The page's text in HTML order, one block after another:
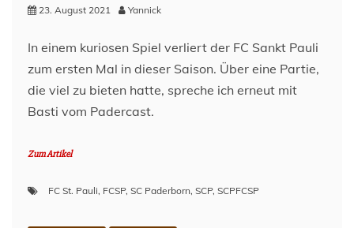
22/23)
23. August 2021 Yannick
In einem kuriosen Spiel verliert der FC Sankt Pauli
zum ersten Mal in dieser Saison. Über eine Partie,
die viel zu bieten hatte, spreche ich erneut mit
Basti vom Padercast.
Zum Artikel
FC St. Pauli, FCSP, SC Paderborn, SCP, SCPFCSP